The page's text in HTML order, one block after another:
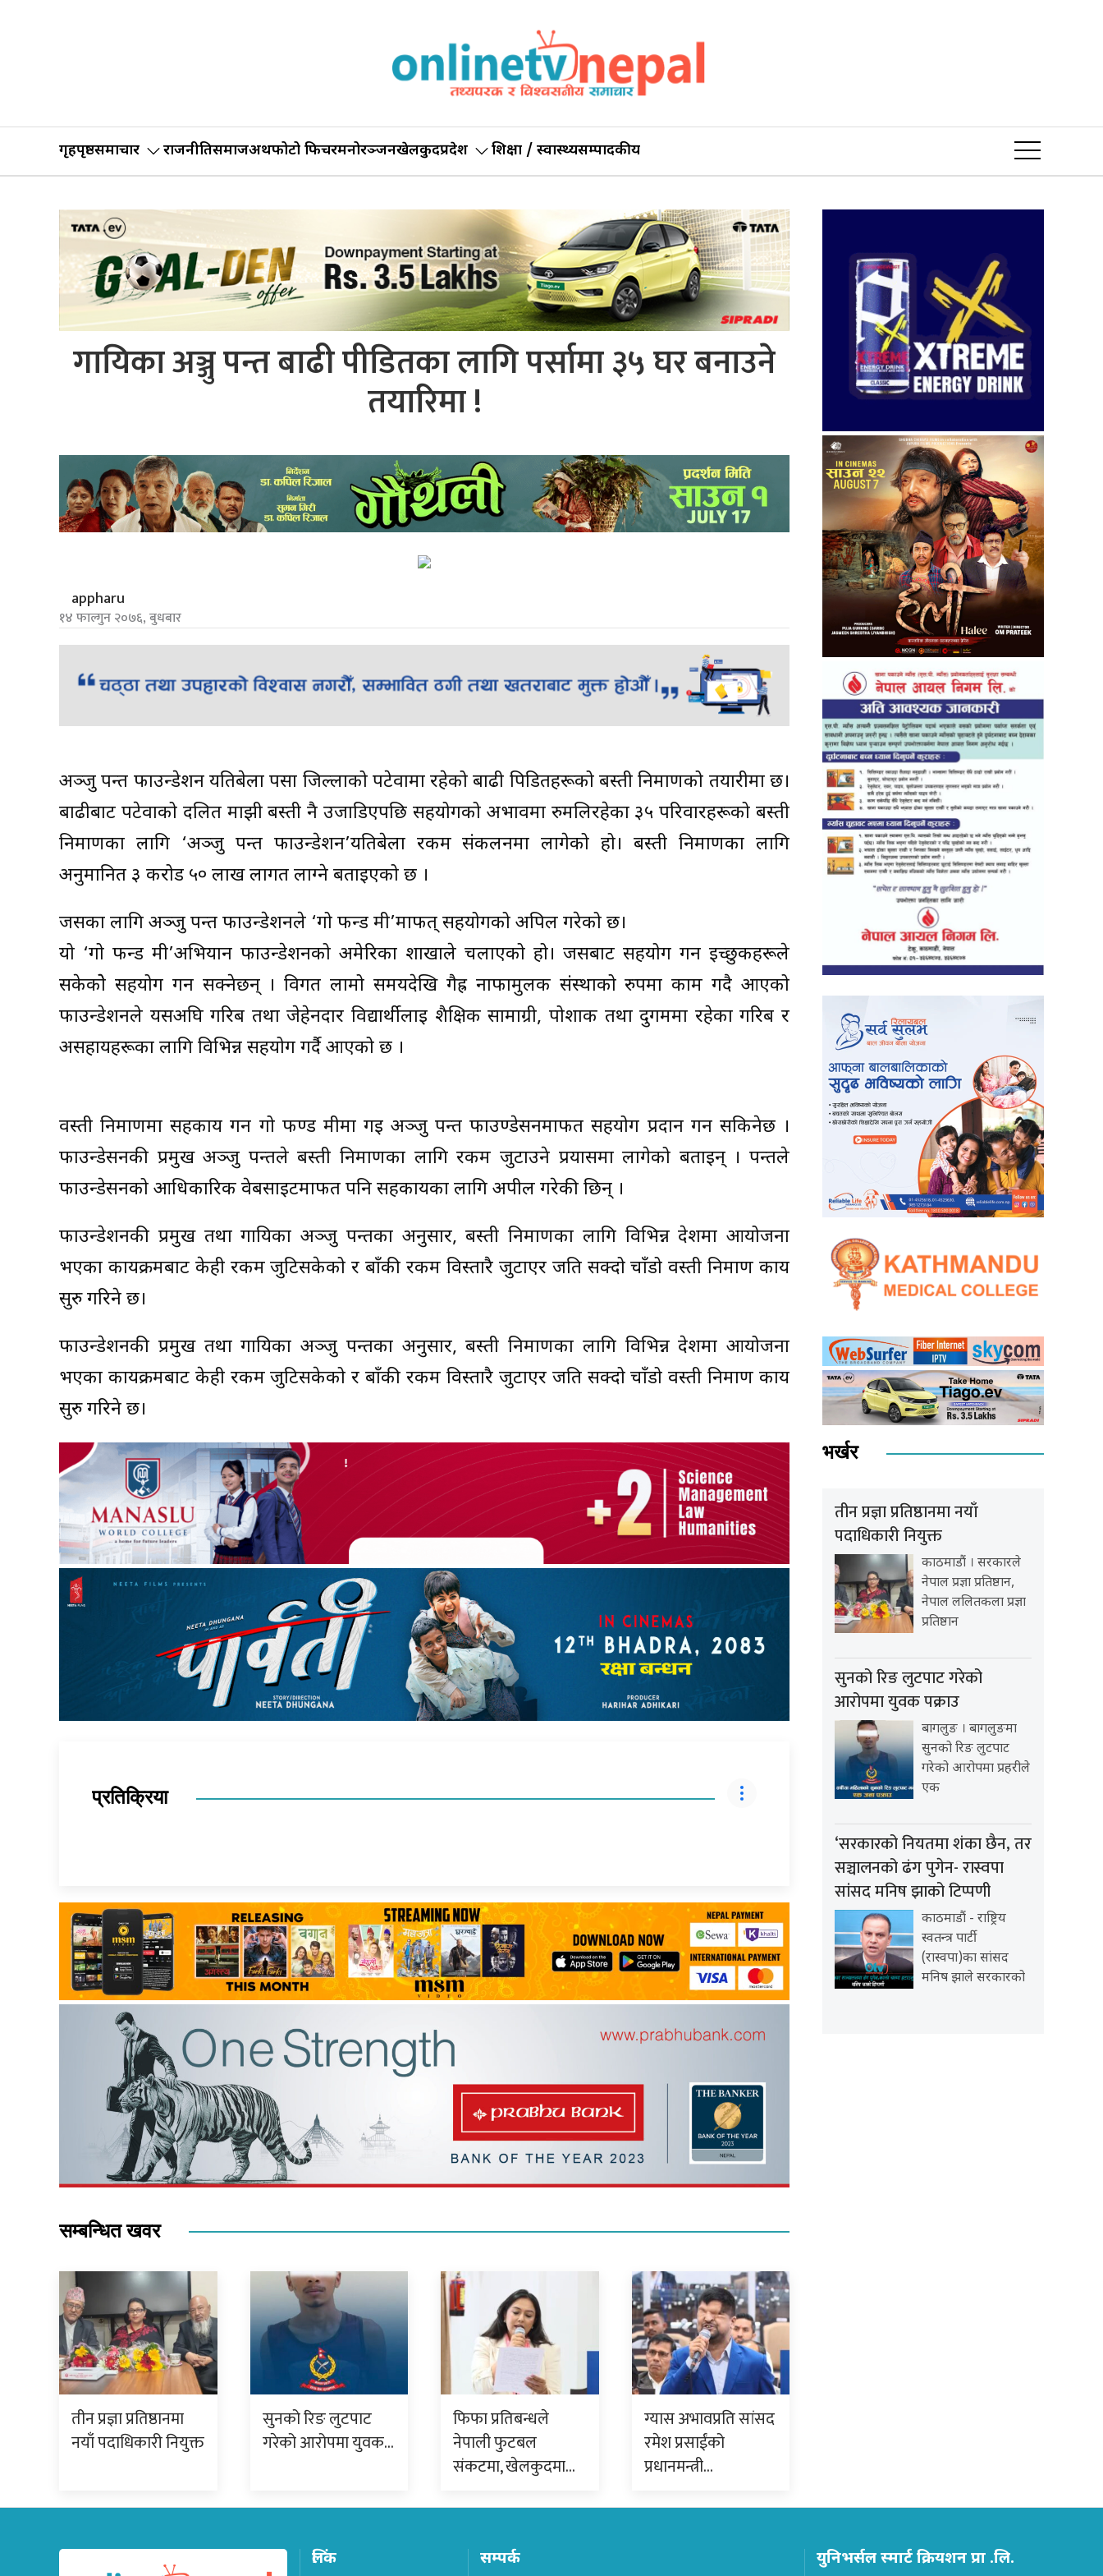
गृहपृष्ठसमाचार राजनीतिसमाजअर्थफोटो फिचरमनोरञ्जनखेलकुदप्रदेश शिक्षा / स्वास्थ्यसम्पादकीय
गायिका अञ्जु पन्त बाढी पीडितका लागि पर्सामा ३५ घर बनाउने
तयारिमा !
appharu
१४ फाल्गुन २०७६, बुधबार
अञ्जु पन्त फाउन्डेशन यतिबेला पर्सा जिल्लाको पटेर्वामा रहेको बाढी पिडितहरूको बस्ती निर्माणको तयारीमा छ।
बाढीबाट पटेर्वाको दलित माझी बस्ती नै उजाडिएपछि सहयोगको अभावमा रुमलिरहेका ३५ परिवारहरूको बस्ती
निर्माणका लागि ‘अञ्जु पन्त फाउन्डेशन’यतिबेला रकम संकलनमा लागेको हो। बस्ती निर्माणका लागि
अनुमानित ३ करोड ५० लाख लागत लाग्ने बताईएको छ ।
जसका लागि अञ्जु पन्त फाउन्डेशनले ‘गो फन्ड मी’मार्फत् सहयोगको अपिल गरेको छ।
यो ‘गो फन्ड मी’अभियान फाउन्डेशनको अमेरिका शाखाले चलाएको हो। जसबाट सहयोग गर्न इच्छुकहरूले
सकेकोे सहयोग गर्न सक्नेछन् । विगत लामो समयदेखि गैह्र नाफामुलक संस्थाको रुपमा काम गदै आएको
फाउन्डेशनले यसअघि गरिब तथा जेहेनदार विद्यार्थीलाई शैक्षिक सामाग्री, पोशाक तथा दुर्गममा रहेका गरिब र
असहायहरूका लागि विभिन्न सहयोग गर्दै आएको छ ।
वस्ती निर्माणमा सहकार्य गर्न गो फण्ड मीमा गई अञ्जु पन्त फाउण्डेसनमार्फत सहयोग प्रदान गर्न सकिनेछ ।
फाउन्डेसनकी प्रमुख अञ्जु पन्तले बस्ती निर्माणका लागि रकम जुटाउने प्रयासमा लागेको बताइन् । पन्तले
फाउन्डेसनको आधिकारिक वेबसाइटमार्फत पनि सहकार्यका लागि अपील गरेकी छिन् ।
फाउन्डेशनकी प्रमुख तथा गायिका अञ्जु पन्तका अनुसार, बस्ती निर्माणका लागि विभिन्न देशमा आयोजना
भएका कार्यक्रमबाट केही रकम जुटिसकेको र बाँकी रकम विस्तारै जुटाएर जति सक्दो चाँडो वस्ती निर्माण कार्य
सुरु गरिने छ।
फाउन्डेशनकी प्रमुख तथा गायिका अञ्जु पन्तका अनुसार, बस्ती निर्माणका लागि विभिन्न देशमा आयोजना
भएका कार्यक्रमबाट केही रकम जुटिसकेको र बाँकी रकम विस्तारै जुटाएर जति सक्दो चाँडो वस्ती निर्माण कार्य
सुरु गरिने छ।
प्रतिक्रिया
सम्बन्धित खवर
तीन प्रज्ञा प्रतिष्ठानमा
नयाँ पदाधिकारी नियुक्त
सुनको रिङ लुटपाट
गरेको आरोपमा युवक…
फिफा प्रतिबन्धले
नेपाली फुटबल
संकटमा, खेलकुदमा…
ग्यास अभावप्रति सांसद
रमेश प्रसाईंको
प्रधानमन्त्री…
भर्खर
तीन प्रज्ञा प्रतिष्ठानमा नयाँ
पदाधिकारी नियुक्त
काठमाडौं । सरकारले
नेपाल प्रज्ञा प्रतिष्ठान,
नेपाल ललितकला प्रज्ञा
प्रतिष्ठान
सुनको रिङ लुटपाट गरेको
आरोपमा युवक पक्राउ
बागलुङ । बागलुङमा
सुनको रिङ लुटपाट
गरेको आरोपमा प्रहरीले
एक
‘सरकारको नियतमा शंका छैन, तर
सञ्चालनको ढंग पुगेन- रास्वपा
सांसद मनिष झाको टिप्पणी
काठमाडौं - राष्ट्रिय
स्वतन्त्र पार्टी
(रास्वपा)का सांसद
मनिष झाले सरकारको
लिंक सम्पर्क युनिभर्सल स्मार्ट क्रियशन प्रा .लि.